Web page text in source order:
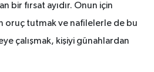
bir fırsat ayıdır. Onun için
oruç tutmak ve nafilelerle de bu
çalışmak, kişiyi günahlardan